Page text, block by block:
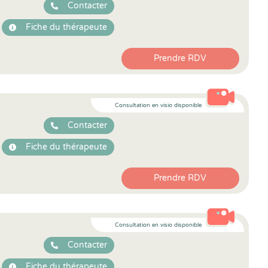
Contacter
Fiche du thérapeute
Prendre RDV
Consultation en visio disponible
Contacter
Fiche du thérapeute
Prendre RDV
Consultation en visio disponible
Contacter